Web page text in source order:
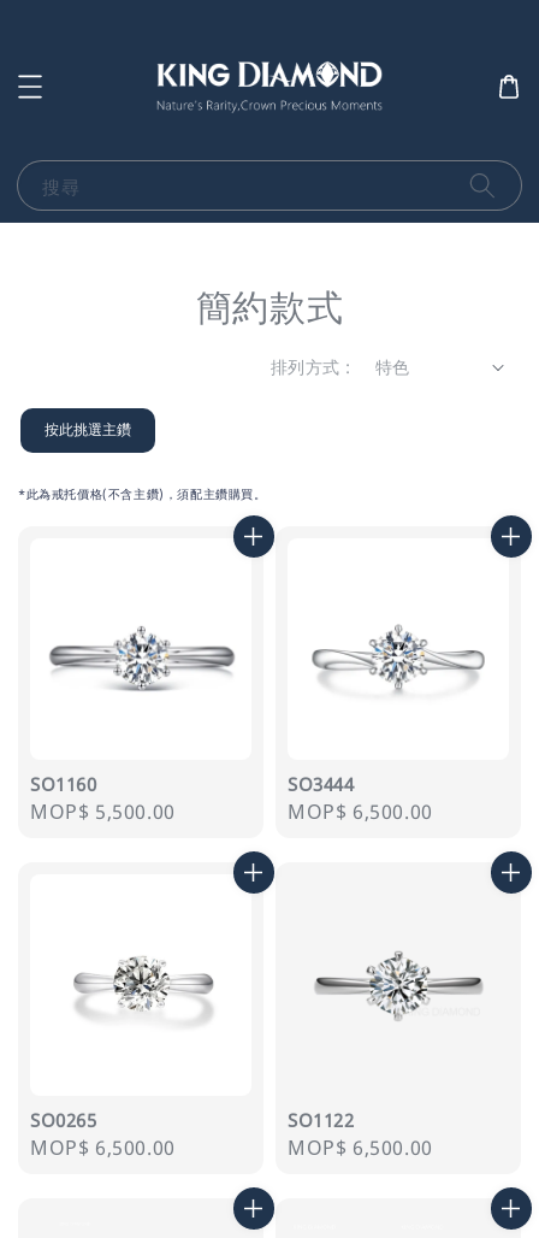
搜尋
簡約款式
排列方式 :
按此挑選主鑽
*此為戒托價格(不含主鑽)，須配主鑽購買。
SO1160
Regular
MOP$ 5,500.00
SO3444
Regular
MOP$ 6,500.00
SO0265
Regular
MOP$ 6,500.00
SO1122
Regular
MOP$ 6,500.00